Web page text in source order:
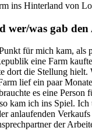
ins Hinterland von
wer/was gab den
für mich kam, als
eine Farm
dort die Stellung hielt.
lief ein paar
es eine Person
kam ich ins Spiel. Ich
anlaufenden
der